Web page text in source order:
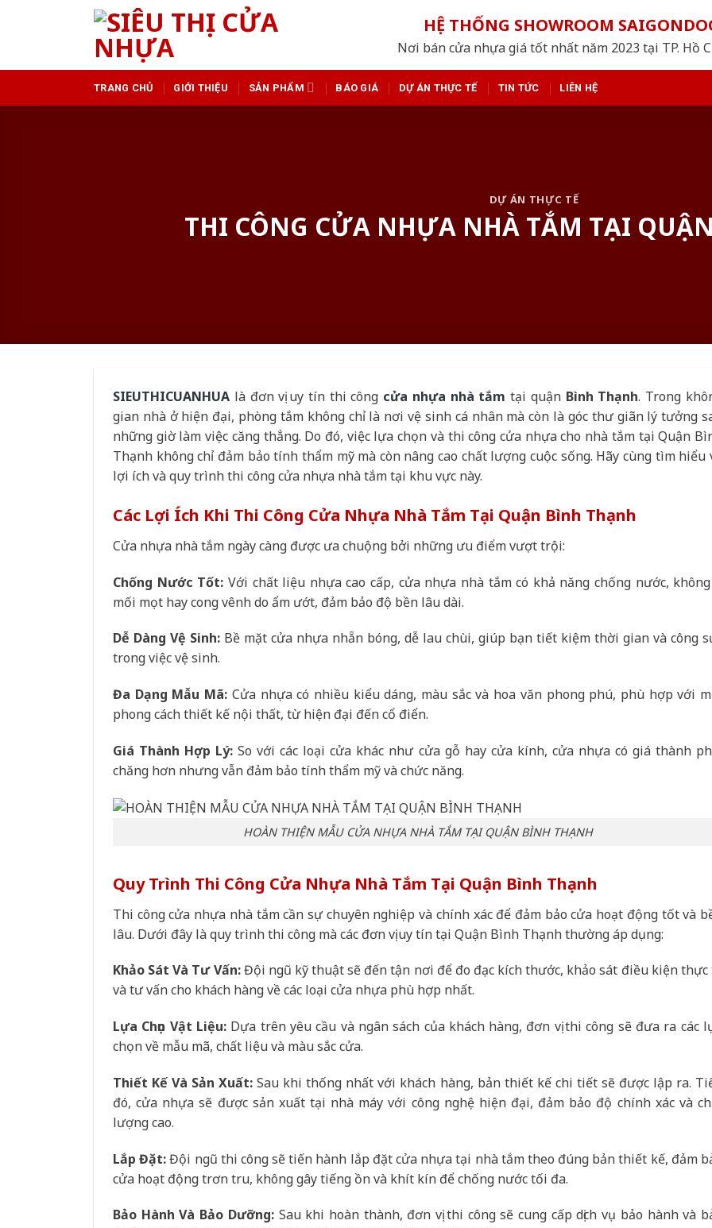
HỆ THỐNG SHOWROOM
Nơi bán cửa nhựa giá tốt nhất năm 2023 tại TP. Hồ
TRANG CHỦ GIỚI THIỆU SẢN PHẨM BÁO GIÁ DỰ ÁN THỰC TẾ TIN TỨC LIÊN HỆ
DỰ ÁN THỰC TẾ
THI CÔNG CỬA NHỰA NHÀ TẮM TẠI
SIEUTHICUANHUA là đơn vị uy tín thi công cửa nhựa nhà tắm tại quận Bình Thạnh. Trong
gian nhà ở hiện đại, phòng tắm không chỉ là nơi vệ sinh cá nhân mà còn là góc thư giãn lý tưởng
những giờ làm việc căng thẳng. Do đó, việc lựa chọn và thi công cửa nhựa cho nhà tắm tại Quận
Thạnh không chỉ đảm bảo tính thẩm mỹ mà còn nâng cao chất lượng cuộc sống. Hãy cùng tìm hiểu
lợi ích và quy trình thi công cửa nhựa nhà tắm tại khu vực này.
Các Lợi Ích Khi Thi Công Cửa Nhựa Nhà Tắm Tại Quận Bình Thạnh
Cửa nhựa nhà tắm ngày càng được ưa chuộng bởi những ưu điểm vượt trội:
Chống Nước Tốt: Với chất liệu nhựa cao cấp, cửa nhựa nhà tắm có khả năng chống nước, không
mối mọt hay cong vênh do ẩm ướt, đảm bảo độ bền lâu dài.
Dễ Dàng Vệ Sinh: Bề mặt cửa nhựa nhẵn bóng, dễ lau chùi, giúp bạn tiết kiệm thời gian và công
trong việc vệ sinh.
Đa Dạng Mẫu Mã: Cửa nhựa có nhiều kiểu dáng, màu sắc và hoa văn phong phú, phù hợp với
phong cách thiết kế nội thất, từ hiện đại đến cổ điển.
Giá Thành Hợp Lý: So với các loại cửa khác như cửa gỗ hay cửa kính, cửa nhựa có giá thành
chăng hơn nhưng vẫn đảm bảo tính thẩm mỹ và chức năng.
HOÀN THIỆN MẪU CỬA NHỰA NHÀ TẮM TẠI QUẬN BÌNH THẠNH
Quy Trình Thi Công Cửa Nhựa Nhà Tắm Tại Quận Bình Thạnh
Thi công cửa nhựa nhà tắm cần sự chuyên nghiệp và chính xác để đảm bảo cửa hoạt động tốt và
lâu. Dưới đây là quy trình thi công mà các đơn vị uy tín tại Quận Bình Thạnh thường áp dụng:
Khảo Sát Và Tư Vấn:Đội ngũ kỹ thuật sẽ đến tận nơi để đo đạc kích thước, khảo sát điều kiện thực
và tư vấn cho khách hàng về các loại cửa nhựa phù hợp nhất.
Lựa Chọn Vật Liệu:Dựa trên yêu cầu và ngân sách của khách hàng, đơn vị thi công sẽ đưa ra các
chọn về mẫu mã, chất liệu và màu sắc cửa.
Thiết Kế Và Sản Xuất: Sau khi thống nhất với khách hàng, bản thiết kế chi tiết sẽ được lập ra.
đó, cửa nhựa sẽ được sản xuất tại nhà máy với công nghệ hiện đại, đảm bảo độ chính xác và
lượng cao.
Lắp Đặt:Đội ngũ thi công sẽ tiến hành lắp đặt cửa nhựa tại nhà tắm theo đúng bản thiết kế, đảm
cửa hoạt động trơn tru, không gây tiếng ồn và khít kín để chống nước tối đa.
Bảo Hành Và Bảo Dưỡng:Sau khi hoàn thành, đơn vị thi công sẽ cung cấp dịch vụ bảo hành và